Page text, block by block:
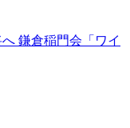
鎌倉稲門会「ワイ